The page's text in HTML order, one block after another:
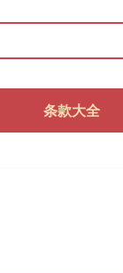
条款大全